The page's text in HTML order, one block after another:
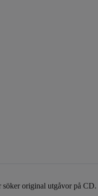
söker original utgåvor på CD.